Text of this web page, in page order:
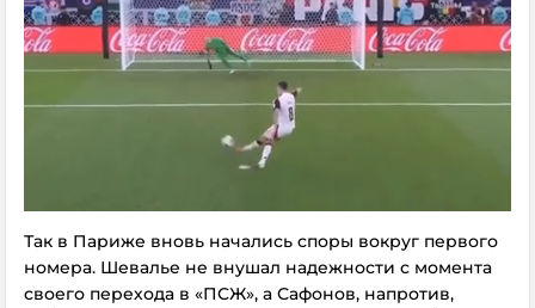
Так в Париже вновь начались споры вокруг первого
номера. Шевалье не внушал надежности с момента
своего перехода в «ПСЖ», а Сафонов, напротив,